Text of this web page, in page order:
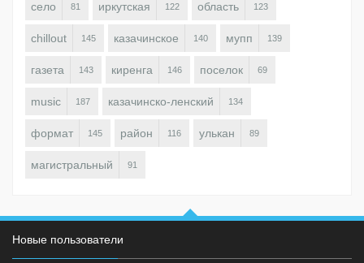
село 81 иркутская 122 область 123
chillout 145 казачинское 140 мупп 139
газета 143 киренга 146 поселок 69
music 187 казачинско-ленский 134
формат 145 район 116 улькан 89
магистральный 91
Новые пользователи